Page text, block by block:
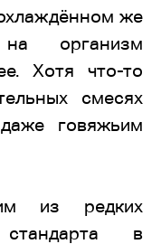
же
организм
Хотя что-то
смесях
говяжьим
из редких
в